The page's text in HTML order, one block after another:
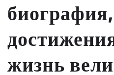
биография,
жизнь